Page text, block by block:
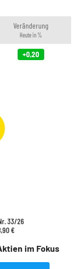
Veränderung
Heute in %
+0,20
im Fokus
33/26
€